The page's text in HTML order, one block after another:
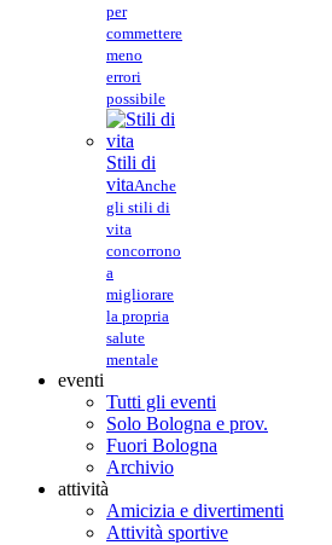
per
commettere
meno
errori
possibile
Stili di
vitaAnche
gli stili di
vita
concorrono
a
migliorare
la propria
salute
mentale
eventi
Tutti gli eventi
Solo Bologna e prov.
Fuori Bologna
Archivio
attività
Amicizia e divertimenti
Attività sportive